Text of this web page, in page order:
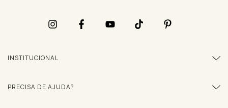
INSTITUCIONAL
PRECISA DE AJUDA?